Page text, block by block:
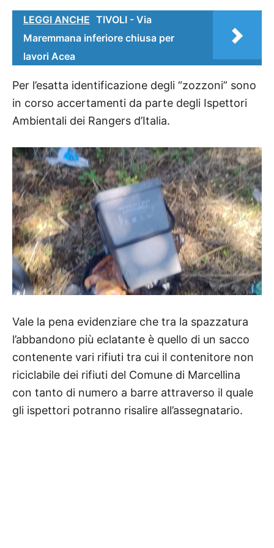
LEGGI ANCHE TIVOLI - Via
Maremmana inferiore chiusa per
lavori Acea
Per l’esatta identificazione degli “zozzoni” sono
in corso accertamenti da parte degli Ispettori
Ambientali dei Rangers d’Italia.
Vale la pena evidenziare che tra la spazzatura
l’abbandono più eclatante è quello di un sacco
contenente vari rifiuti tra cui il contenitore non
riciclabile dei rifiuti del Comune di Marcellina
con tanto di numero a barre attraverso il quale
gli ispettori potranno risalire all’assegnatario.